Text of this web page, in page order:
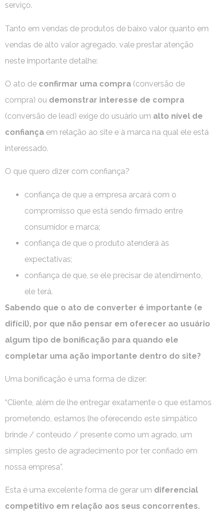
serviço.
Tanto em vendas de produtos de baixo valor quanto em
vendas de alto valor agregado, vale prestar atenção
neste importante detalhe:
O ato de confirmar uma compra (conversão de
compra) ou demonstrar interesse de compra
(conversão de lead) exige do usuário um alto nível de
confiança em relação ao site e à marca na qual ele está
interessado.
O que quero dizer com confiança?
confiança de que a empresa arcará com o
compromisso que está sendo firmado entre
consumidor e marca;
confiança de que o produto atenderá às
expectativas;
confiança de que, se ele precisar de atendimento,
ele terá.
Sabendo que o ato de converter é importante (e
difícil), por que não pensar em oferecer ao usuário
algum tipo de bonificação para quando ele
completar uma ação importante dentro do site?
Uma bonificação é uma forma de dizer:
“Cliente, além de lhe entregar exatamente o que estamos
prometendo, estamos lhe oferecendo este simpático
brinde / conteúdo / presente como um agrado, um
simples gesto de agradecimento por ter confiado em
nossa empresa”.
Esta é uma excelente forma de gerar um diferencial
competitivo em relação aos seus concorrentes.